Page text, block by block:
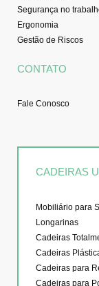
Segurança no
Ergonomia
Gestão de Riscos
CONTATO
Fale Conosco
CADEIRAS
Mobiliário para
Longarinas
Cadeiras
Cadeiras
Cadeiras para
Cadeiras para